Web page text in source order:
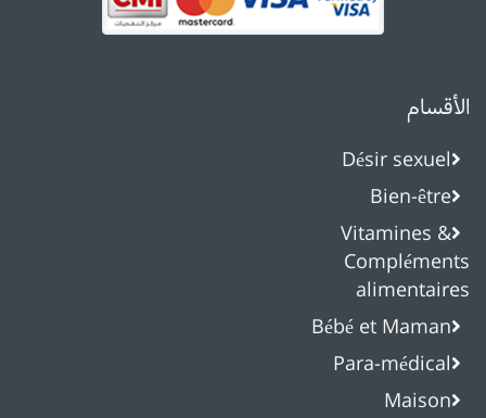
الأقسام
Désir sexuel
Bien-être
Vitamines &
Compléments
alimentaires
Bébé et Maman
Para-médical
Maison